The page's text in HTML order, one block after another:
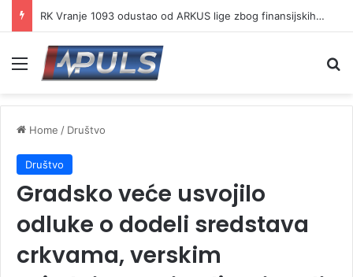
RK Vranje 1093 odustao od ARKUS lige zbog finansijskih problema
Menu
Home / Društvo
Društvo
Gradsko veće usvojilo
odluke o dodeli sredstava
crkvama, verskim